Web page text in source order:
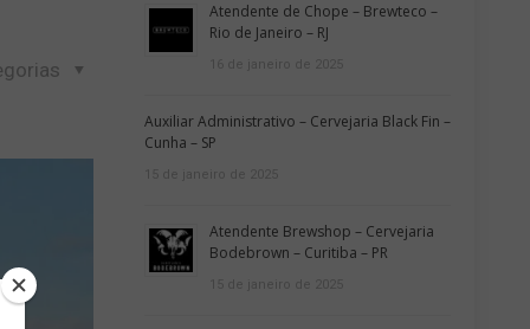
Atendente de Chope – Brewteco –
Rio de Janeiro – RJ
Auxiliar Administrativo – Cervejaria Black Fin –
Cunha – SP
Atendente Brewshop – Cervejaria
Bodebrown – Curitiba – PR